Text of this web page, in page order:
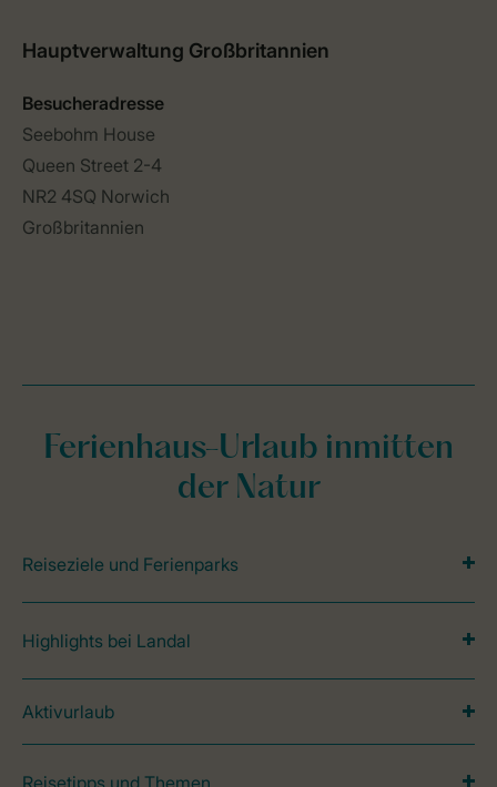
Ferienhaus-Urlaub inmitten
der Natur
Reiseziele und Ferienparks
Highlights bei Landal
Aktivurlaub
Reisetipps und Themen